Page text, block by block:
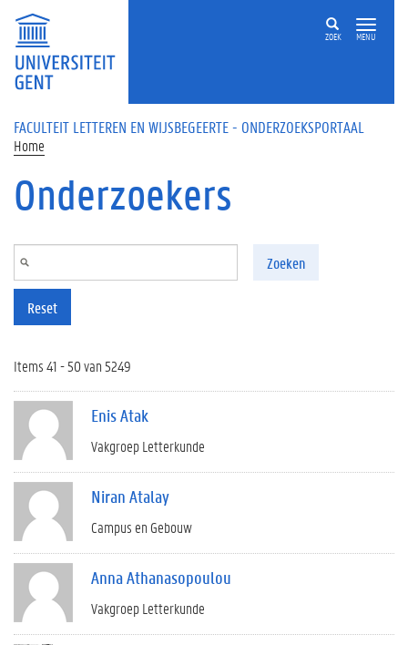
Overslaan en naar de inhoud gaan
ZOEK MENU
FACULTEIT LETTEREN EN WIJSBEGEERTE - ONDERZOEKSPORTAAL
Home
Onderzoekers
Zoeken
Reset
Items 41 - 50 van 5249
Enis Atak
Vakgroep Letterkunde
Niran Atalay
Campus en Gebouw
Anna Athanasopoulou
Vakgroep Letterkunde